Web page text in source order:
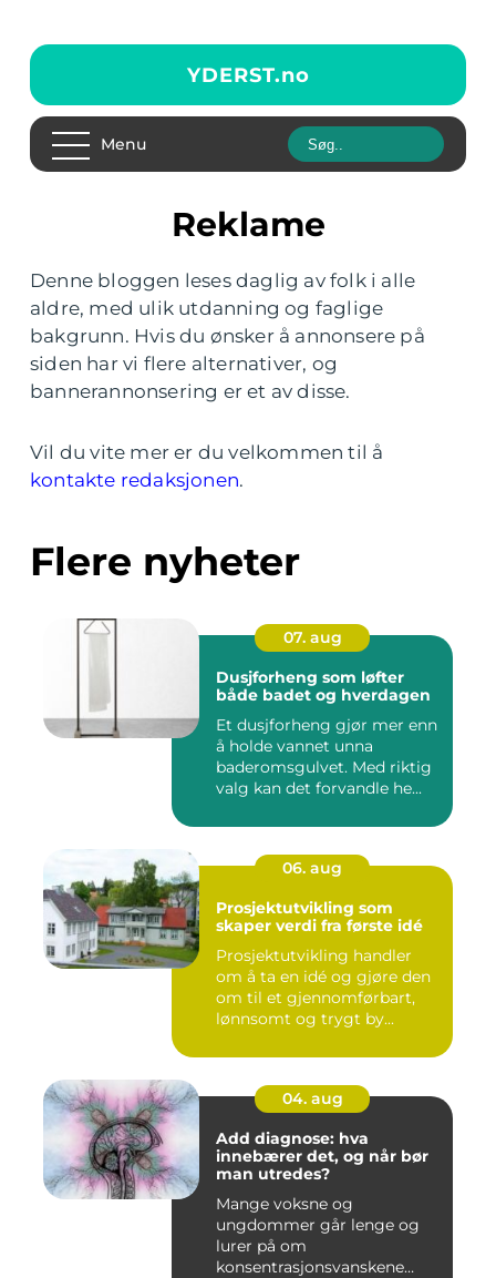
YDERST.no
Menu
Reklame
Denne bloggen leses daglig av folk i alle
aldre, med ulik utdanning og faglige
bakgrunn. Hvis du ønsker å annonsere på
siden har vi flere alternativer, og
bannerannonsering er et av disse.
Vil du vite mer er du velkommen til å
kontakte redaksjonen.
Flere nyheter
07. aug
Dusjforheng som løfter
både badet og hverdagen
Et dusjforheng gjør mer enn
å holde vannet unna
baderomsgulvet. Med riktig
valg kan det forvandle he...
06. aug
Prosjektutvikling som
skaper verdi fra første idé
Prosjektutvikling handler
om å ta en idé og gjøre den
om til et gjennomførbart,
lønnsomt og trygt by...
04. aug
Add diagnose: hva
innebærer det, og når bør
man utredes?
Mange voksne og
ungdommer går lenge og
lurer på om
konsentrasjonsvanskene